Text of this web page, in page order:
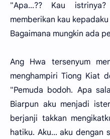
"Apa...?? Kau
memberikan kau
Bagaimana mungkin ada
Ang Hwa tersenyum
menghampiri Tiong Kiat
"Pemuda bodoh. Apa
Biarpun aku menjadi
berjanji takkan
hatiku. Aku... aku dengan